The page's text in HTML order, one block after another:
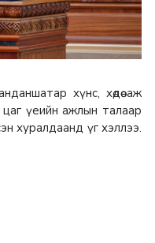
хүнс, хөдөө аж
цаг үеийн ажлын талаар
хуралдаанд үг хэллээ.